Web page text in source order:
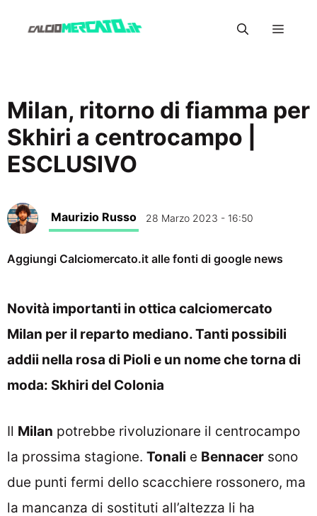
Menu
Milan, ritorno di fiamma per
Skhiri a centrocampo |
ESCLUSIVO
Maurizio Russo 28 Marzo 2023 - 16:50
Aggiungi Calciomercato.it alle fonti di google news
Novità importanti in ottica calciomercato
Milan per il reparto mediano. Tanti possibili
addii nella rosa di Pioli e un nome che torna di
moda: Skhiri del Colonia
Il Milan potrebbe rivoluzionare il centrocampo
la prossima stagione. Tonali e Bennacer sono
due punti fermi dello scacchiere rossonero, ma
la mancanza di sostituti all’altezza li ha